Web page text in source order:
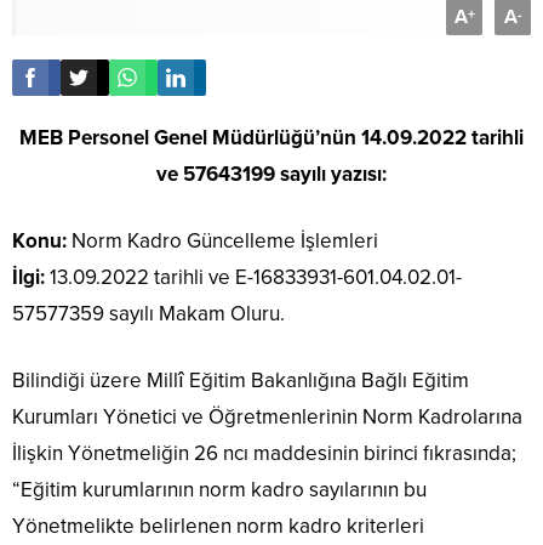
A+ A-
MEB Personel Genel Müdürlüğü’nün 14.09.2022 tarihli
ve 57643199 sayılı yazısı:
Konu: Norm Kadro Güncelleme İşlemleri
İlgi:13.09.2022 tarihli ve E-16833931-601.04.02.01-
57577359 sayılı Makam Oluru.
Bilindiği üzere Millî Eğitim Bakanlığına Bağlı Eğitim
Kurumları Yönetici ve Öğretmenlerinin Norm Kadrolarına
İlişkin Yönetmeliğin 26 ncı maddesinin birinci fıkrasında;
“Eğitim kurumlarının norm kadro sayılarının bu
Yönetmelikte belirlenen norm kadro kriterleri